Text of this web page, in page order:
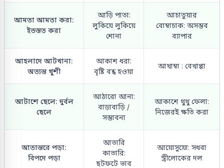
আমতা আমতা করা:
ইতস্তত করা
আড়ি পাতা:
লুকিয়ে লুকিয়ে
শোনা
আচাতুয়ার
বোম্বাচাক: অসম্ভব
ব্যাপার
আহলাদে আটখানা:
অত্যন্ত খুশী
আকাশ ধরা:
বৃষ্টি বন্ধ হওয়া
আখাম্বা : বেখাপ্পা
আটাশে ছেলে: দুর্বল
ছেলে
আঠারো আনা:
বাড়াবাড়ি /
সম্ভাবনা
আকাশে থুথু ফেলা:
নিজেরই ক্ষতি করা
আতান্তরে পড়া:
বিপদে পড়া
আতারি
কাতারি:
ছটফটে ভাব
আয়োসুয়ো: সধবা
স্ত্রীলোকের দল